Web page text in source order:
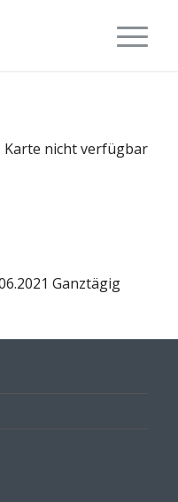
Karte nicht verfügbar
Ganztägig